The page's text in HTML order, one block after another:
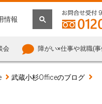
情報
会 障がい×仕事や就職(
武蔵小杉Officeのブログ